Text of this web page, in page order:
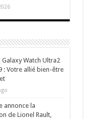
Galaxy Watch Ultra2
: Votre allié bien-être
annonce la
de Lionel Rault,